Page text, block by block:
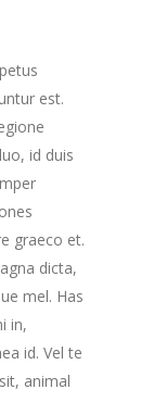
est.
id duis
graeco et.
dicta,
mel. Has
in,
id. Vel te
animal